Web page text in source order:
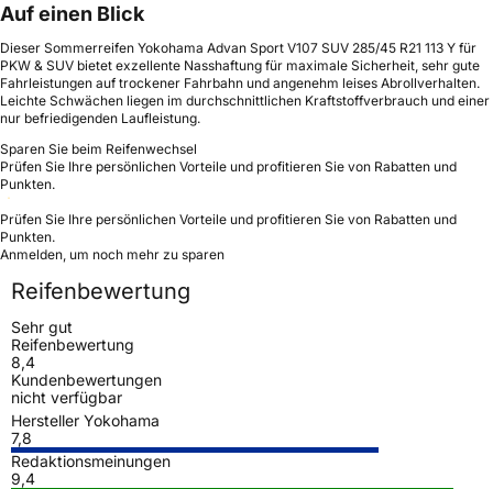
Auf einen Blick
Dieser Sommerreifen Yokohama Advan Sport V107 SUV 285/45 R21 113 Y für
PKW & SUV bietet exzellente Nasshaftung für maximale Sicherheit, sehr gute
Fahrleistungen auf trockener Fahrbahn und angenehm leises Abrollverhalten.
Leichte Schwächen liegen im durchschnittlichen Kraftstoffverbrauch und einer
nur befriedigenden Laufleistung.
Sparen Sie beim Reifenwechsel
Prüfen Sie Ihre persönlichen Vorteile und profitieren Sie von Rabatten und
Punkten.
Prüfen Sie Ihre persönlichen Vorteile und profitieren Sie von Rabatten und
Punkten.
Anmelden, um noch mehr zu sparen
Reifenbewertung
Sehr gut
Reifenbewertung
8,4
Kundenbewertungen
nicht verfügbar
Hersteller Yokohama
7,8
Redaktionsmeinungen
9,4